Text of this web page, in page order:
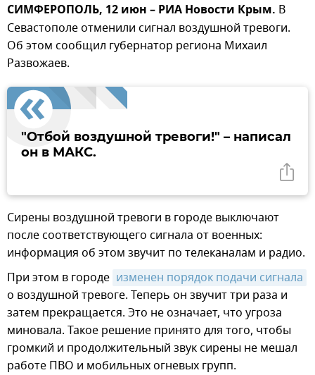
СИМФЕРОПОЛЬ, 12 июн – РИА Новости Крым. В
Севастополе отменили сигнал воздушной тревоги.
Об этом сообщил губернатор региона Михаил
Развожаев.
"Отбой воздушной тревоги!" – написал
он в МАКС.
Сирены воздушной тревоги в городе выключают
после соответствующего сигнала от военных:
информация об этом звучит по телеканалам и радио.
При этом в городе изменен порядок подачи сигнала
о воздушной тревоге. Теперь он звучит три раза и
затем прекращается. Это не означает, что угроза
миновала. Такое решение принято для того, чтобы
громкий и продолжительный звук сирены не мешал
работе ПВО и мобильных огневых групп.